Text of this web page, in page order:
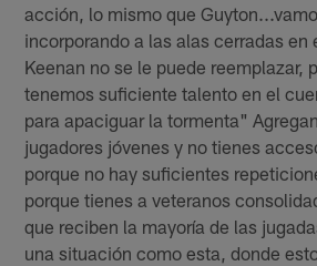
acción, lo mismo que
incorporando a las alas cerradas en
Keenan no se le puede reemplazar,
tenemos suficiente talento en el
para apaciguar la tormenta"
jugadores jóvenes y no tienes
porque no hay suficientes
porque tienes a veteranos
que reciben la mayoría de las
una situación como esta, donde